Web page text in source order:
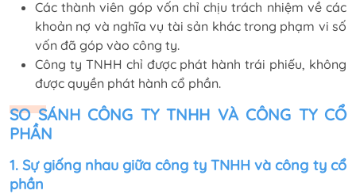
Các thành viên góp vốn chỉ chịu trách nhiệm về các
khoản nợ và nghĩa vụ tài sản khác trong phạm vi số
vốn đã góp vào công ty.
Công ty TNHH chỉ được phát hành trái phiếu, không
được quyền phát hành cổ phần.
SO SÁNH CÔNG TY TNHH VÀ CÔNG TY CỔ
PHẦN
1. Sự giống nhau giữa công ty TNHH và công ty cổ
phần